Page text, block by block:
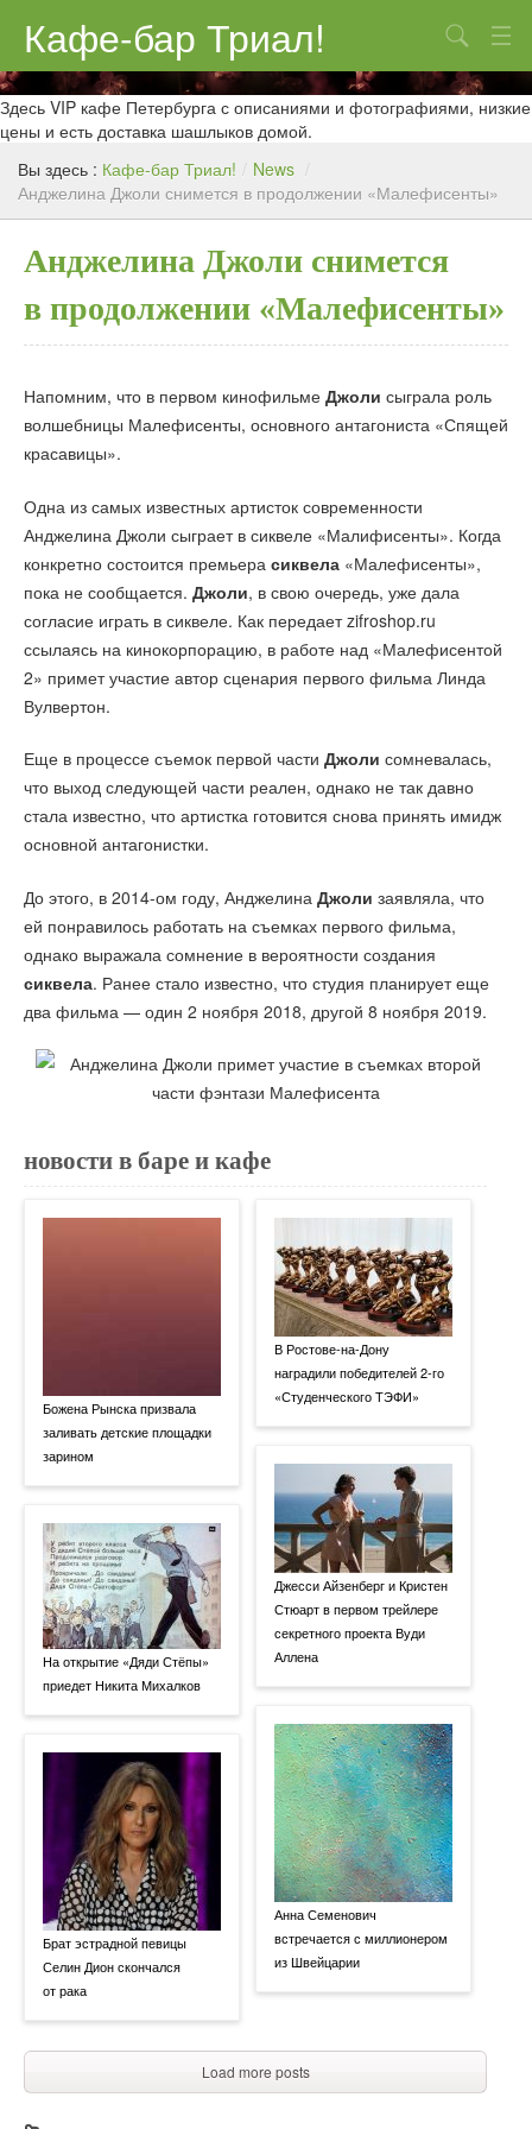
Кафе-бар Триал!
О нас
Меню
Контакты
Поиск
Здесь VIP кафе Петербурга с описаниями и фотографиями, низкие
цены и есть доставка шашлыков домой.
Вы здесь : Кафе-бар Триал! / News /
Анджелина Джоли снимется в продолжении «Малефисенты»
Анджелина Джоли снимется
в продолжении «Малефисенты»
Напомним, что в первом кинофильме Джоли сыграла роль
волшебницы Малефисенты, основного антагониста «Спящей
красавицы».
Одна из самых известных артисток современности
Анджелина Джоли сыграет в сиквеле «Малифисенты». Когда
конкретно состоится премьера сиквела «Малефисенты»,
пока не сообщается. Джоли, в свою очередь, уже дала
согласие играть в сиквеле. Как передает zifroshop.ru
ссылаясь на кинокорпорацию, в работе над «Малефисентой
2» примет участие автор сценария первого фильма Линда
Вулвертон.
Еще в процессе съемок первой части Джоли сомневалась,
что выход следующей части реален, однако не так давно
стала известно, что артистка готовится снова принять имидж
основной антагонистки.
До этого, в 2014-ом году, Анджелина Джоли заявляла, что
ей понравилось работать на съемках первого фильма,
однако выражала сомнение в вероятности создания
сиквела. Ранее стало известно, что студия планирует еще
два фильма — один 2 ноября 2018, другой 8 ноября 2019.
новости в баре и кафе
Божена Рынска призвала
заливать детские площадки
зарином
На открытие «Дяди Стёпы»
приедет Никита Михалков
Брат эстрадной певицы
Селин Дион скончался
от рака
В Ростове-на-Дону
наградили победителей 2-го
«Студенческого ТЭФИ»
Джесси Айзенберг и Кристен
Стюарт в первом трейлере
секретного проекта Вуди
Аллена
Анна Семенович
встречается с миллионером
из Швейцарии
Load more posts